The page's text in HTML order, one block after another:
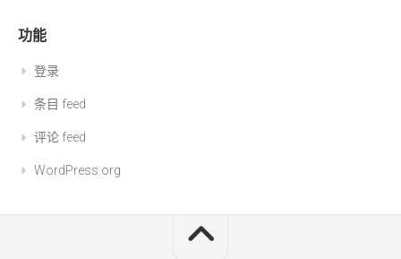
功能
登录
条目 feed
评论 feed
WordPress.org